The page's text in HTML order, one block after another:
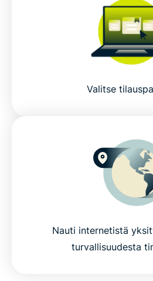
Valitse
Nauti internetistä
turvallisuudesta